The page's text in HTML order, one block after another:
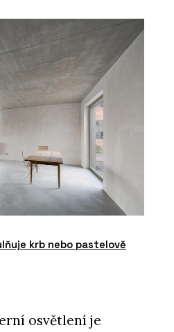
krb nebo pastelově
osvětlení je